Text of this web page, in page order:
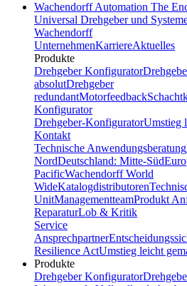
Wachendorff Automation The
Universal Drehgeber und
Wachendorff
UnternehmenKarriereAktuelles
Produkte
Drehgeber Konfigurator
absolutDrehgeber
redundantMotorfeedback
Konfigurator
Drehgeber-KonfiguratorUmstieg
Kontakt
Technische Anwendungsberatung
NordDeutschland: Mitte-Süd
PacificWachendorff World
WideKatalogdistributoren
UnitManagementteamProdukt
ReparaturLob & Kritik
Service
Ansprechpartner
Resilience ActUmstieg leicht
Produkte
Drehgeber Konfigurator